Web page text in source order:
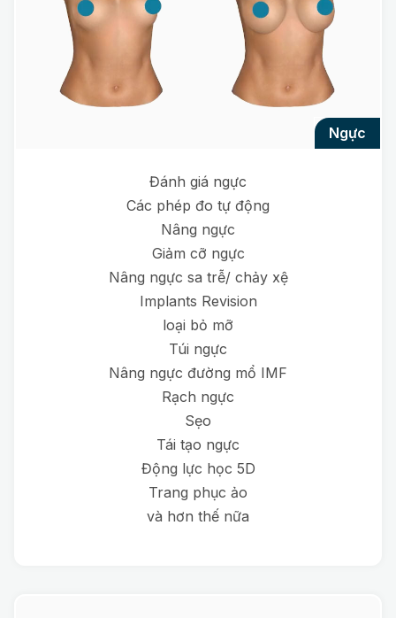
ngực
Đánh giá ngực
Các phép đo tự động
Nâng ngực
Giảm cỡ ngực
Nâng ngực sa trễ/ chảy xệ
Implants Revision
loại bỏ mỡ
Túi ngực
Nâng ngực đường mổ IMF
Rạch ngực
Sẹo
Tái tạo ngực
Động lực học 5D
Trang phục ảo
và hơn thế nữa